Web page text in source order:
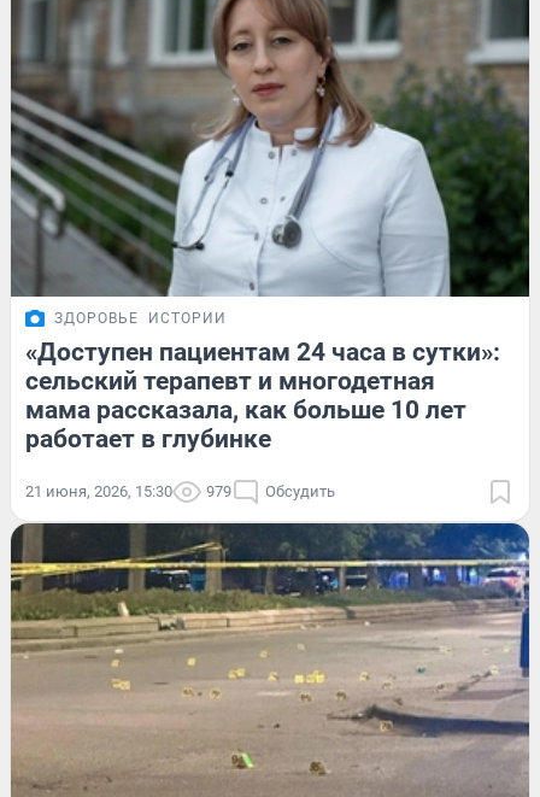
ЗДОРОВЬЕ ИСТОРИИ
«Доступен пациентам 24 часа в сутки»:
сельский терапевт и многодетная
мама рассказала, как больше 10 лет
работает в глубинке
21 июня, 2026, 15:30 979 Обсудить